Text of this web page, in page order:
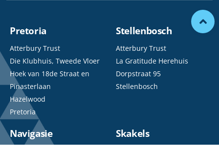
Pretoria
Atterbury Trust
Die Klubhuis, Tweede Vloer
Hoek van 18de Straat en
Pinasterlaan
Hazelwood
Pretoria
Stellenbosch
Atterbury Trust
La Gratitude Herehuis
Dorpstraat 95
Stellenbosch
Navigasie Skakels